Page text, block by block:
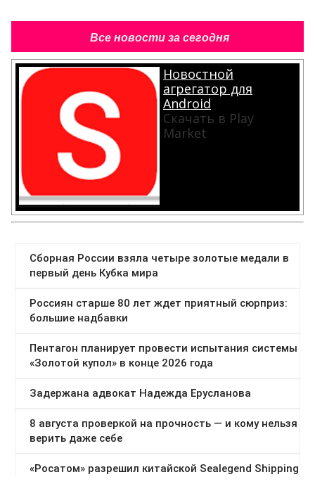
Все новости за сегодня
Новостной
агрегатор для
Android
Скачать в Play
Market